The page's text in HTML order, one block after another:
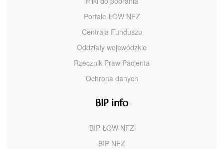
Portale ŁOW NFZ
Centrala Funduszu
Oddziały wojewódzkie
Rzecznik Praw Pacjenta
Ochrona danych
BIP info
BIP ŁOW NFZ
BIP NFZ